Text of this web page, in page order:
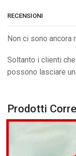
RECENSIONI
Non ci sono ancora
Soltanto i clienti
possono lasciare
Prodotti